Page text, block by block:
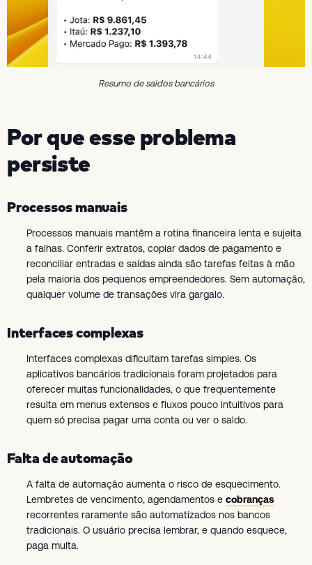
Resumo de saldos bancários
Por que esse problema
persiste
Processos manuais
Processos manuais mantêm a rotina financeira lenta e sujeita
a falhas. Conferir extratos, copiar dados de pagamento e
reconciliar entradas e saídas ainda são tarefas feitas à mão
pela maioria dos pequenos empreendedores. Sem automação,
qualquer volume de transações vira gargalo.
Interfaces complexas
Interfaces complexas dificultam tarefas simples. Os
aplicativos bancários tradicionais foram projetados para
oferecer muitas funcionalidades, o que frequentemente
resulta em menus extensos e fluxos pouco intuitivos para
quem só precisa pagar uma conta ou ver o saldo.
Falta de automação
A falta de automação aumenta o risco de esquecimento.
Lembretes de vencimento, agendamentos e cobranças
recorrentes raramente são automatizados nos bancos
tradicionais. O usuário precisa lembrar, e quando esquece,
paga multa.